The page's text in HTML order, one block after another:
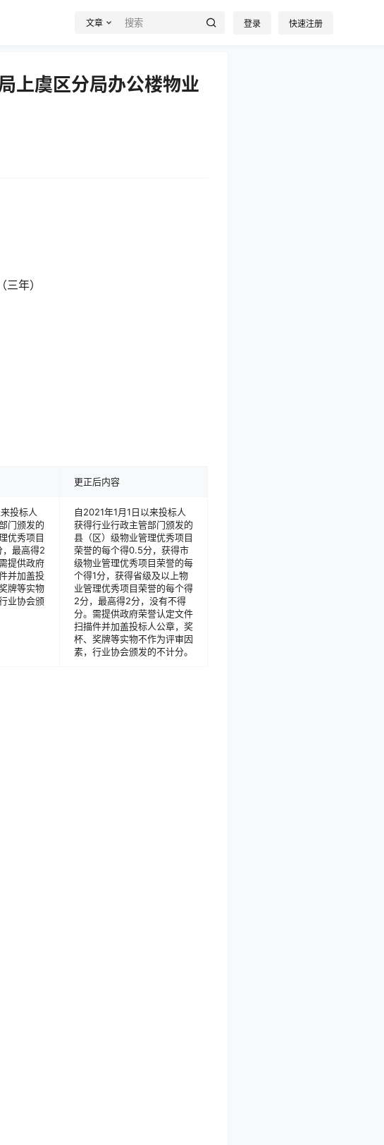
文章 登录 快速注册
上虞区分局办公楼物业
管理服务项目（三年）
更正后内容
投标人
门颁发的
优秀项目
，最高得2
提供政府
并加盖投
牌等实物
业协会颁
自2021年1月1日以来投标人
获得行业行政主管部门颁发的
县（区）级物业管理优秀项目
荣誉的每个得0.5分，获得市
级物业管理优秀项目荣誉的每
个得1分，获得省级及以上物
业管理优秀项目荣誉的每个得
2分，最高得2分，没有不得
分。需提供政府荣誉认定文件
扫描件并加盖投标人公章，奖
杯、奖牌等实物不作为评审因
素，行业协会颁发的不计分。